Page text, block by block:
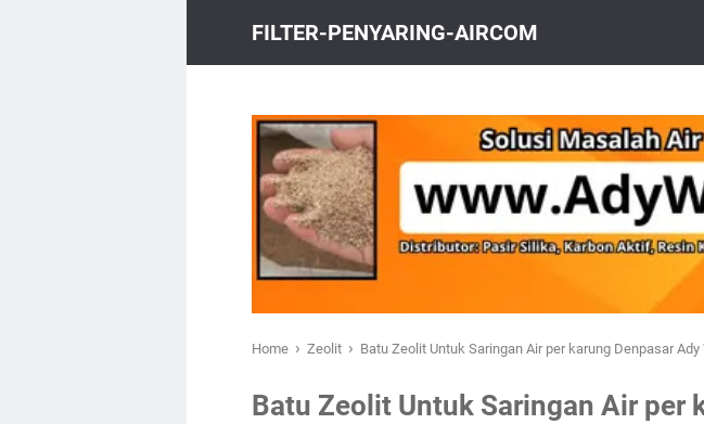
FILTER-PENYARING-AIRCOM
Home › Zeolit › Batu Zeolit Untuk Saringan Air per karung Denpasar Ady
Batu Zeolit Untuk Saringan Air per